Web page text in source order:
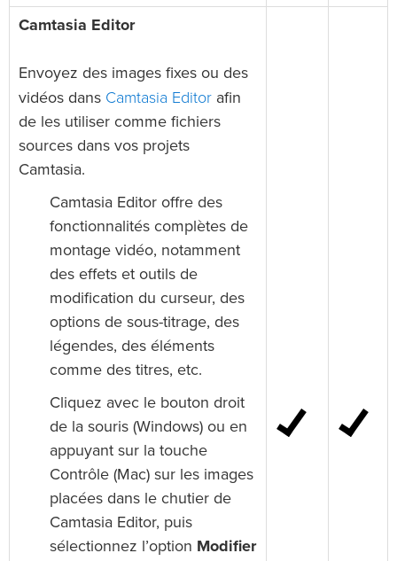
Camtasia Editor
Envoyez des images fixes ou des
vidéos dans Camtasia Editor afin
de les utiliser comme fichiers
sources dans vos projets
Camtasia.
Camtasia Editor offre des
fonctionnalités complètes de
montage vidéo, notamment
des effets et outils de
modification du curseur, des
options de sous-titrage, des
légendes, des éléments
comme des titres, etc.
Cliquez avec le bouton droit
de la souris (Windows) ou en
appuyant sur la touche
Contrôle (Mac) sur les images
placées dans le chutier de
Camtasia Editor, puis
sélectionnez l’option Modifier